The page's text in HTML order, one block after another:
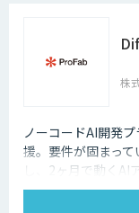
株
ノーコードAI開発
援。要件が固まっ
し、2ヶ月で動く
内製化・自走まで